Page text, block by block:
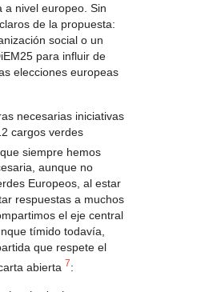
a nivel europeo. Sin
de la propuesta:
social o un
para influir de
elecciones europeas
necesarias iniciativas
cargos verdes
siempre hemos
aunque no
Europeos, al estar
respuestas a muchos
el eje central
tímido todavía,
que respete el
abierta 7: